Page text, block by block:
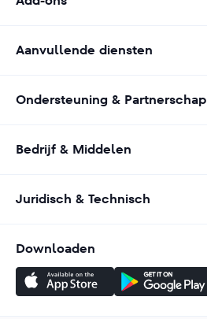
Aanvullende diensten
Ondersteuning & Partnerschap
Bedrijf & Middelen
Juridisch & Technisch
Downloaden